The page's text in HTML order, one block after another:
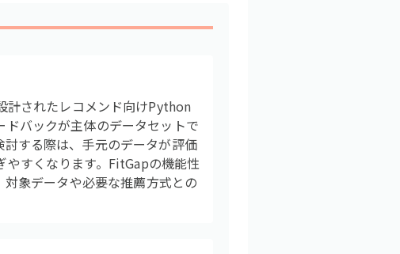
されたレコメンド向けPython
バックが主体のデータセットで
する際は、手元のデータが評価
やすくなります。FitGapの機能性
象データや必要な推薦方式との